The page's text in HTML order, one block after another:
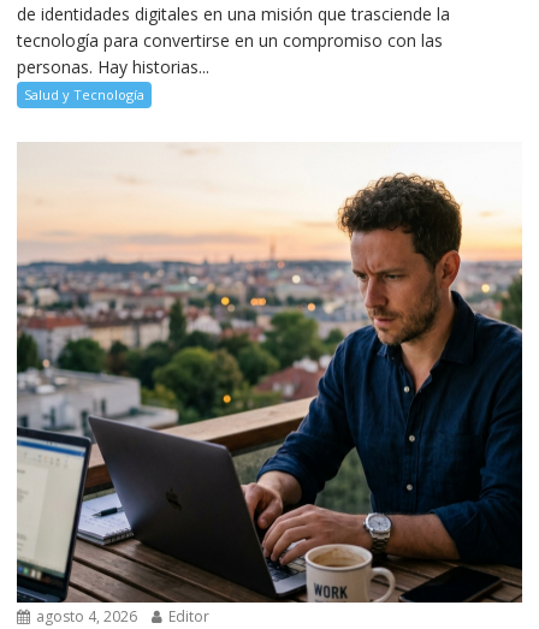
de identidades digitales en una misión que trasciende la
tecnología para convertirse en un compromiso con las
personas. Hay historias...
Salud y Tecnología
agosto 4, 2026 Editor